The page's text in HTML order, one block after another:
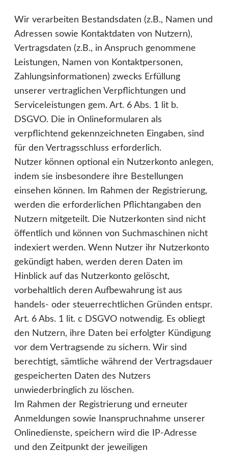
Wir verarbeiten Bestandsdaten (z.B., Namen und
Adressen sowie Kontaktdaten von Nutzern),
Vertragsdaten (z.B., in Anspruch genommene
Leistungen, Namen von Kontaktpersonen,
Zahlungsinformationen) zwecks Erfüllung
unserer vertraglichen Verpflichtungen und
Serviceleistungen gem. Art. 6 Abs. 1 lit b.
DSGVO. Die in Onlineformularen als
verpflichtend gekennzeichneten Eingaben, sind
für den Vertragsschluss erforderlich.
Nutzer können optional ein Nutzerkonto anlegen,
indem sie insbesondere ihre Bestellungen
einsehen können. Im Rahmen der Registrierung,
werden die erforderlichen Pflichtangaben den
Nutzern mitgeteilt. Die Nutzerkonten sind nicht
öffentlich und können von Suchmaschinen nicht
indexiert werden. Wenn Nutzer ihr Nutzerkonto
gekündigt haben, werden deren Daten im
Hinblick auf das Nutzerkonto gelöscht,
vorbehaltlich deren Aufbewahrung ist aus
handels- oder steuerrechtlichen Gründen entspr.
Art. 6 Abs. 1 lit. c DSGVO notwendig. Es obliegt
den Nutzern, ihre Daten bei erfolgter Kündigung
vor dem Vertragsende zu sichern. Wir sind
berechtigt, sämtliche während der Vertragsdauer
gespeicherten Daten des Nutzers
unwiederbringlich zu löschen.
Im Rahmen der Registrierung und erneuter
Anmeldungen sowie Inanspruchnahme unserer
Onlinedienste, speichern wird die IP-Adresse
und den Zeitpunkt der jeweiligen